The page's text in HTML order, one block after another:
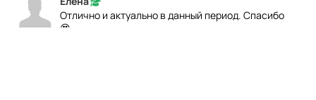
Отлично и актуально в данный период. Спасибо
😍